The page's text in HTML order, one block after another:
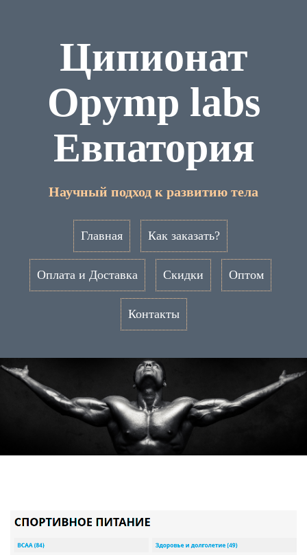
Ципионат
Opymp labs
Евпатория
Научный подход к развитию тела
Главная Как заказать?
Оплата и Доставка Скидки Оптом
Контакты